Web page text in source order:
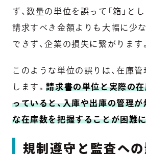
ず、数量の単位を誤って「箱」と
請求すべき金額よりも大幅に少
できず、企業の損失に繋がります。
このような単位の誤りは、在庫
します。請求書の単位と実際の
っていると、入庫や出庫の管理が
な在庫数を把握することが困難
規制遵守と監査への